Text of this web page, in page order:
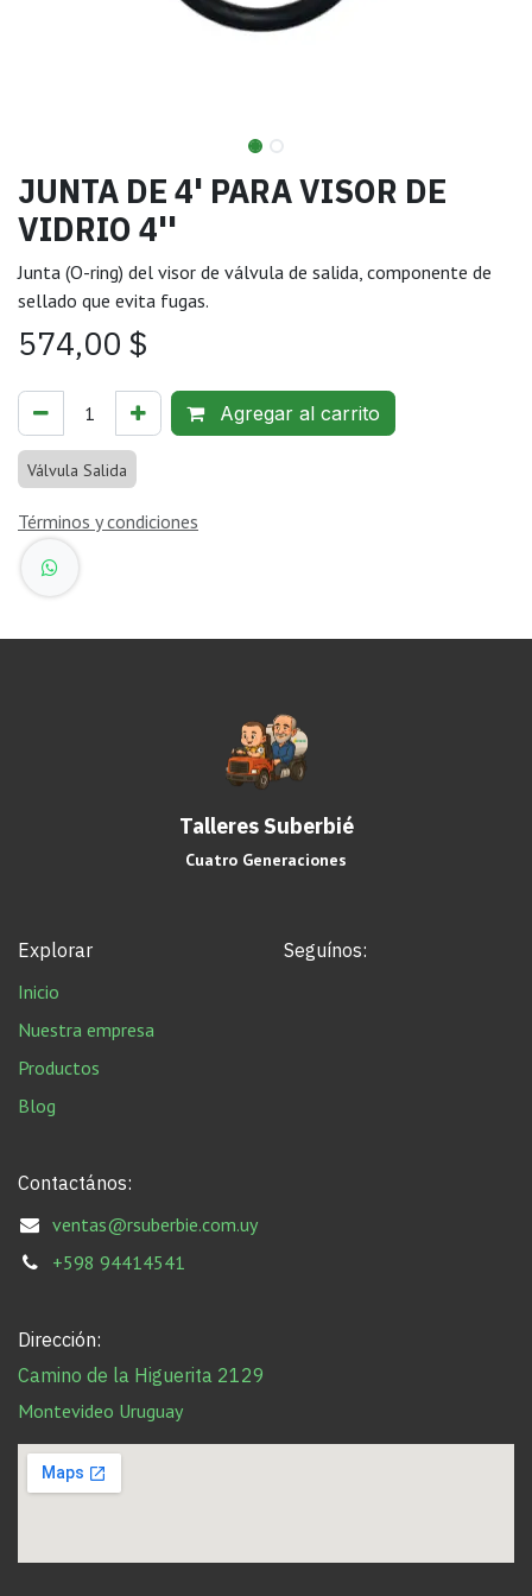
JUNTA DE 4' PARA VISOR DE
VIDRIO 4''
Junta (O-ring) del visor de válvula de salida, componente de
sellado que evita fugas.
574,00 $
Agregar al carrito
Válvula Salida
Términos y condiciones
Talleres Suberbié
Cuatro Generaciones
Explorar
Inicio
Nuestra empresa
Productos
Blog
Contactános:
ventas@rsuberbie.com.uy
+598 94414541
Seguínos:
Dirección:
Camino de la Higuerita 2129
Montevideo Uruguay